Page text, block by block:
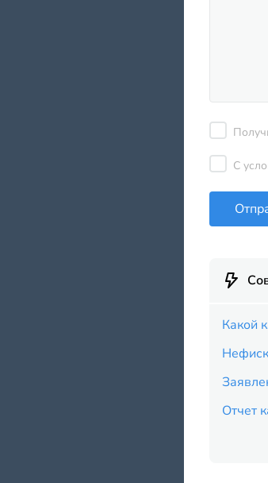
С
Какой
Отчет